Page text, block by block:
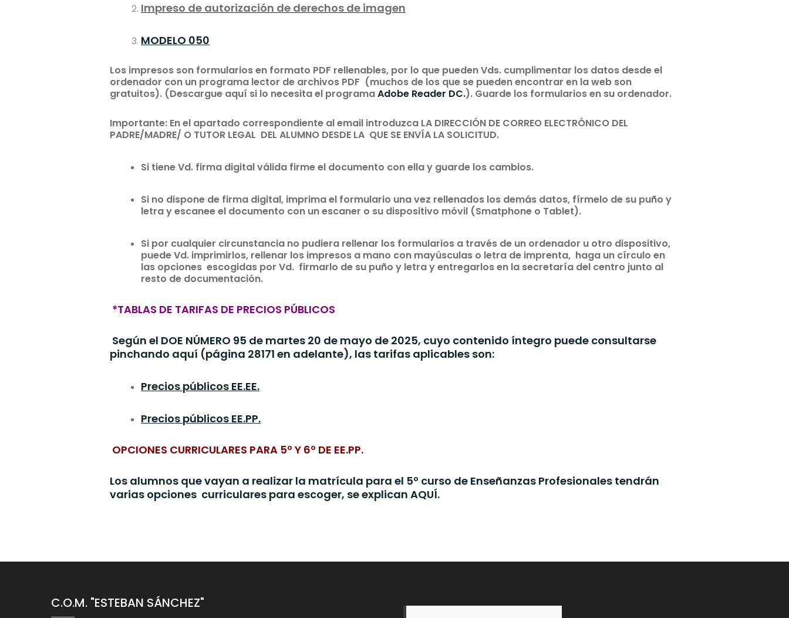
Impreso de autorización de derechos de imagen
MODELO 050
Los impresos son formularios en formato PDF rellenables, por lo que pueden Vds. cumplimentar los datos desde el
ordenador con un programa lector de archivos PDF (muchos de los que se pueden encontrar en la web son
gratuitos). (Descargue aquí si lo necesita el programaAdobe Reader DC.). Guarde los formularios en su ordenador.
Importante: En el apartado correspondiente al email introduzca LA DIRECCIÓN DE CORREO ELECTRÓNICO DEL
PADRE/MADRE/ O TUTOR LEGAL DEL ALUMNO DESDE LA QUE SE ENVÍA LA SOLICITUD.
Si tiene Vd. firma digital válida firme el documento con ella y guarde los cambios.
Si no dispone de firma digital, imprima el formulario una vez rellenados los demás datos, fírmelo de su puño y
letra y escanee el documento con un escaner o su dispositivo móvil (Smatphone o Tablet).
Si por cualquier circunstancia no pudiera rellenar los formularios a través de un ordenador u otro dispositivo,
puede Vd. imprimirlos, rellenar los impresos a mano con mayúsculas o letra de imprenta, haga un círculo en
las opciones escogidas por Vd. firmarlo de su puño y letra y entregarlos en la secretaría del centro junto al
resto de documentación.
*TABLAS DE TARIFAS DE PRECIOS PÚBLICOS
Según el DOE NÚMERO 95 de martes 20 de mayo de 2025, cuyo contenido íntegro puede consultarse
pinchando aquí (página 28171 en adelante), las tarifas aplicables son:
Precios públicos EE.EE.
Precios públicos EE.PP.
OPCIONES CURRICULARES PARA 5º Y 6º DE EE.PP.
Los alumnos que vayan a realizar la matrícula para el 5º curso de Enseñanzas Profesionales tendrán
varias opciones curriculares para escoger, se explican AQUÍ.
C.O.M. "ESTEBAN SÁNCHEZ"